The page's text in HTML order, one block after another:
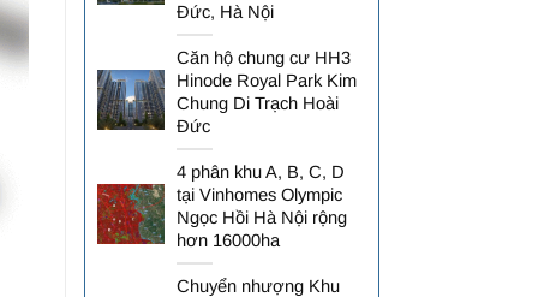
Đức, Hà Nội
Căn hộ chung cư HH3
Hinode Royal Park Kim
Chung Di Trạch Hoài
Đức
4 phân khu A, B, C, D
tại Vinhomes Olympic
Ngọc Hồi Hà Nội rộng
hơn 16000ha
Chuyển nhượng Khu